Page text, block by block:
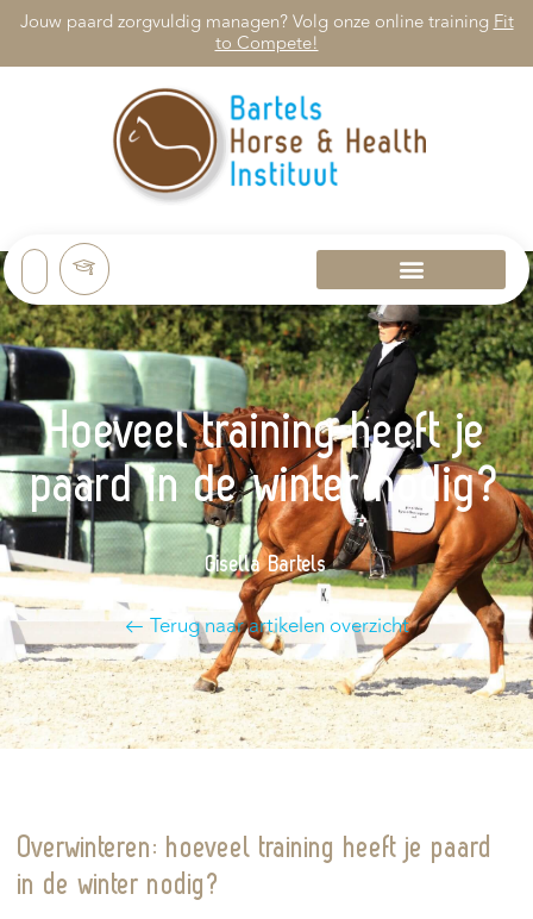
Jouw paard zorgvuldig managen? Volg onze online trainingFit
to Compete!
Hoeveel training heeft je
paard in de winter nodig?
Gisella Bartels
Terug naar artikelen overzicht
Overwinteren: hoeveel training heeft je paard
in de winter nodig?